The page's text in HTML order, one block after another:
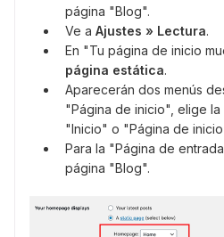
página "Blog".
Ve a Ajustes » Lectura.
En "Tu página de inicio
página estática.
Aparecerán dos menús
"Página de inicio", elige
"Inicio" o "Página de
Para la "Página de
página "Blog".